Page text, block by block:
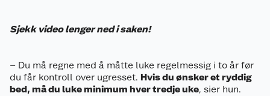
Sjekk video lenger ned i saken!
– Du må regne med å måtte luke regelmessig i to år før
du får kontroll over ugresset. Hvis du ønsker et ryddig
bed, må du luke minimum hver tredje uke, sier hun.